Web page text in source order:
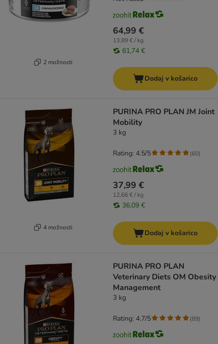
2 možnosti
64,99 €
13,89 € / kg
61,74 €
Dodaj v košarico
4 možnosti
PURINA PRO PLAN JM Joint
Mobility
3 kg
37,99 €
12,66 € / kg
36,09 €
Rating: 4.5/5 (60)
Dodaj v košarico
PURINA PRO PLAN
Veterinary Diets OM Obesity
Management
3 kg
Rating: 4.7/5 (89)